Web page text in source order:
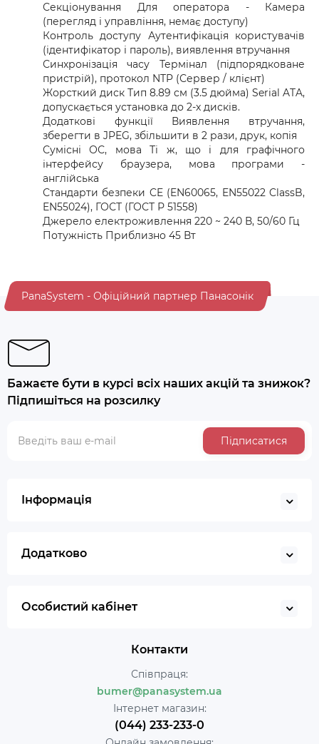
Секціонування Для оператора - Камера
(перегляд і управління, немає доступу)
Контроль доступу Аутентифікація користувачів
(ідентифікатор і пароль), виявлення втручання
Синхронізація часу Термінал (підпорядковане
пристрій), протокол NTP (Сервер / клієнт)
Жорсткий диск Тип 8.89 см (3.5 дюйма) Serial ATA,
допускається установка до 2-x дисків.
Додаткові функції Виявлення втручання,
зберегти в JPEG, збільшити в 2 рази, друк, копія
Сумісні ОС, мова Ті ж, що і для графічного
інтерфейсу браузера, мова програми -
англійська
Стандарти безпеки CE (EN60065, EN55022 ClassB,
EN55024), ГОСТ (ГОСТ Р 51558)
Джерело електроживлення 220 ~ 240 В, 50/60 Гц
Потужність Приблизно 45 Вт
PanaSystem - Офіційний партнер Панасонік
Бажаєте бути в курсі всіх наших акцій та знижок?
Підпишіться на розсилку
Підписатися
Інформація
Додатково
Особистий кабінет
Контакти
Співпраця:
bumer@panasystem.ua
Інтернет магазин:
(044) 233-233-0